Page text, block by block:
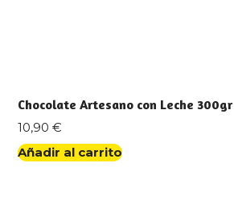
Chocolate Artesano con Leche 300gr
10,90€
Añadir al carrito